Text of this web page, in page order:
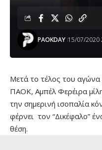
PAOKDAY 15/07/2020
Μετά το τέλος του αγώνα
ΠΑΟΚ, Αμπέλ Φερέιρα
την σημερινή ισοπαλία
φέρνει τον “Δικέφαλο”
θέση.